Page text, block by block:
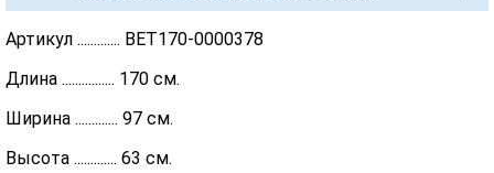
Артикул ............. BET170-0000378
Длина ................ 170 см.
Ширина ............. 97 см.
Высота ............. 63 см.